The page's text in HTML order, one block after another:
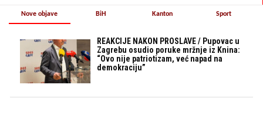
Nove objave
REAKCIJE NAKON PROSLAVE / Pupovac u
Zagrebu osudio poruke mržnje iz Knina:
“Ovo nije patriotizam, već napad na
demokraciju”
BiH Kanton Sport